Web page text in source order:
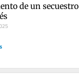
de un secuestro